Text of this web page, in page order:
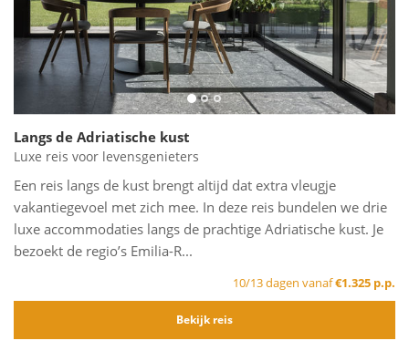
Langs de Adriatische kust
Luxe reis voor levensgenieters
Een reis langs de kust brengt altijd dat extra vleugje
vakantiegevoel met zich mee. In deze reis bundelen we drie
luxe accommodaties langs de prachtige Adriatische kust. Je
bezoekt de regio’s Emilia-R...
10/13 dagen vanaf€1.325 p.p.
Bekijk reis